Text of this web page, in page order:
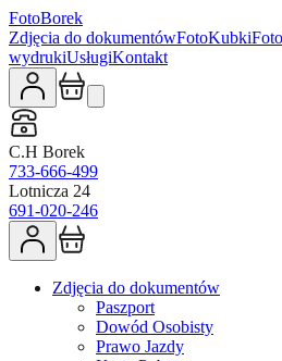
FotoBorek
Zdjęcia do dokumentówFotoKubki
wydrukiUsługiKontakt
C.H Borek
733-666-499
Lotnicza 24
691-020-246
Zdjęcia do dokumentów
Paszport
Dowód Osobisty
Prawo Jazdy